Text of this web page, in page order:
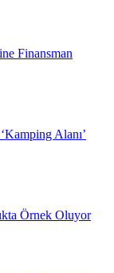
Finansman
Alanı’
Örnek Oluyor